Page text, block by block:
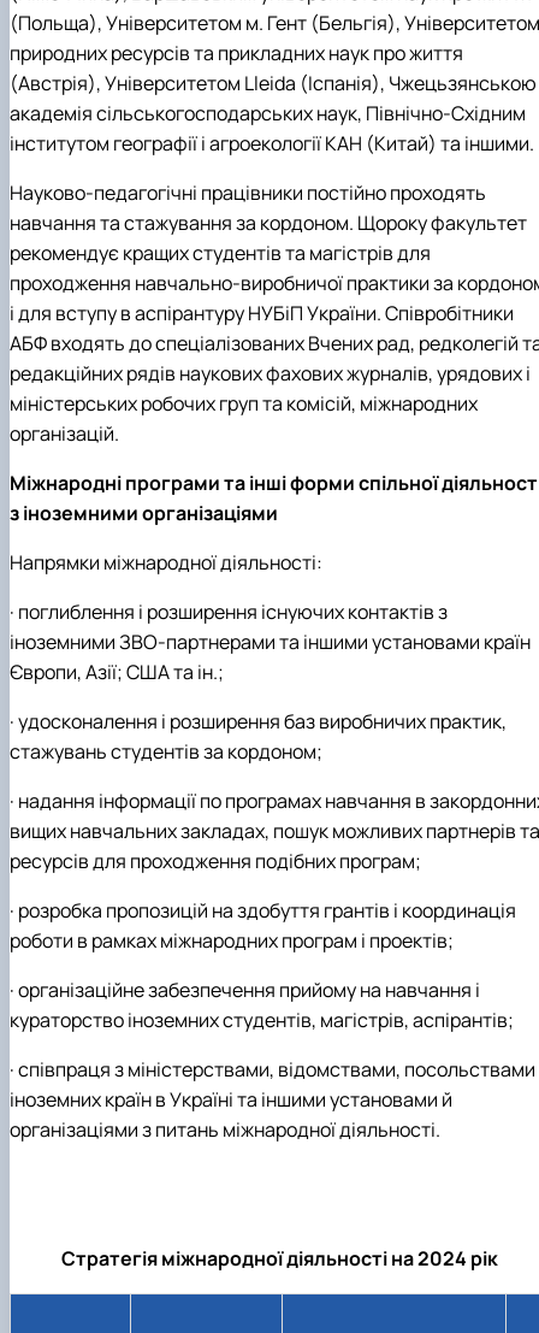
Кафедра рослинництва
Кафедра садівництва ім. проф. В.Л. Симиренка
Кафедра технології зберігання, переробки та
стандартизації продукції рослинницт…
Вчена рада агробіологічного факультету
Колегіальні органи
факультету
Рада аспірантів агробіологічного
факультету
Сенат студентської організації
агробіологічного факультету
Рада молодих вчених НДІ рослинництва та
ґрунтознавства агробіологічного факульт…
(Польща), Університетом м. Гент (Бельгія), Університетом
природних ресурсів та прикладних наук про життя
(Австрія), Університетом Lleidа (Іспанія), Чжецьзянською
академія сільськогосподарських наук, Північно-Східним
інститутом географії і агроекології КАН (Китай) та іншими.
Науково-педагогічні працівники постійно проходять
навчання та стажування за кордоном. Щороку факультет
рекомендує кращих студентів та магістрів для
проходження навчально-виробничої практики за
і для вступу в аспірантуру НУБіП України. Співробітники
АБФ входять до спеціалізованих Вчених рад, редколегій
редакційних рядів наукових фахових журналів, урядових і
міністерських робочих груп та комісій, міжнародних
організацій.
Міжнародні програми та інші форми спільної
з іноземними організаціями
Напрямки міжнародної діяльності:
· поглиблення і розширення існуючих контактів з
іноземними ЗВО-партнерами та іншими установами країн
Європи, Азії; США та ін.;
· удосконалення і розширення баз виробничих практик,
стажувань студентів за кордоном;
· надання інформації по програмах навчання в
вищих навчальних закладах, пошук можливих партнерів та
ресурсів для проходження подібних програм;
· розробка пропозицій на здобуття грантів і координація
роботи в рамках міжнародних програм і проектів;
· організаційне забезпечення прийому на навчання і
кураторство іноземних студентів, магістрів, аспірантів;
· співпраця з міністерствами, відомствами, посольствами
іноземних країн в Україні та іншими установами й
організаціями з питань міжнародної діяльності.
Стратегія міжнародної діяльності на 2024 рік